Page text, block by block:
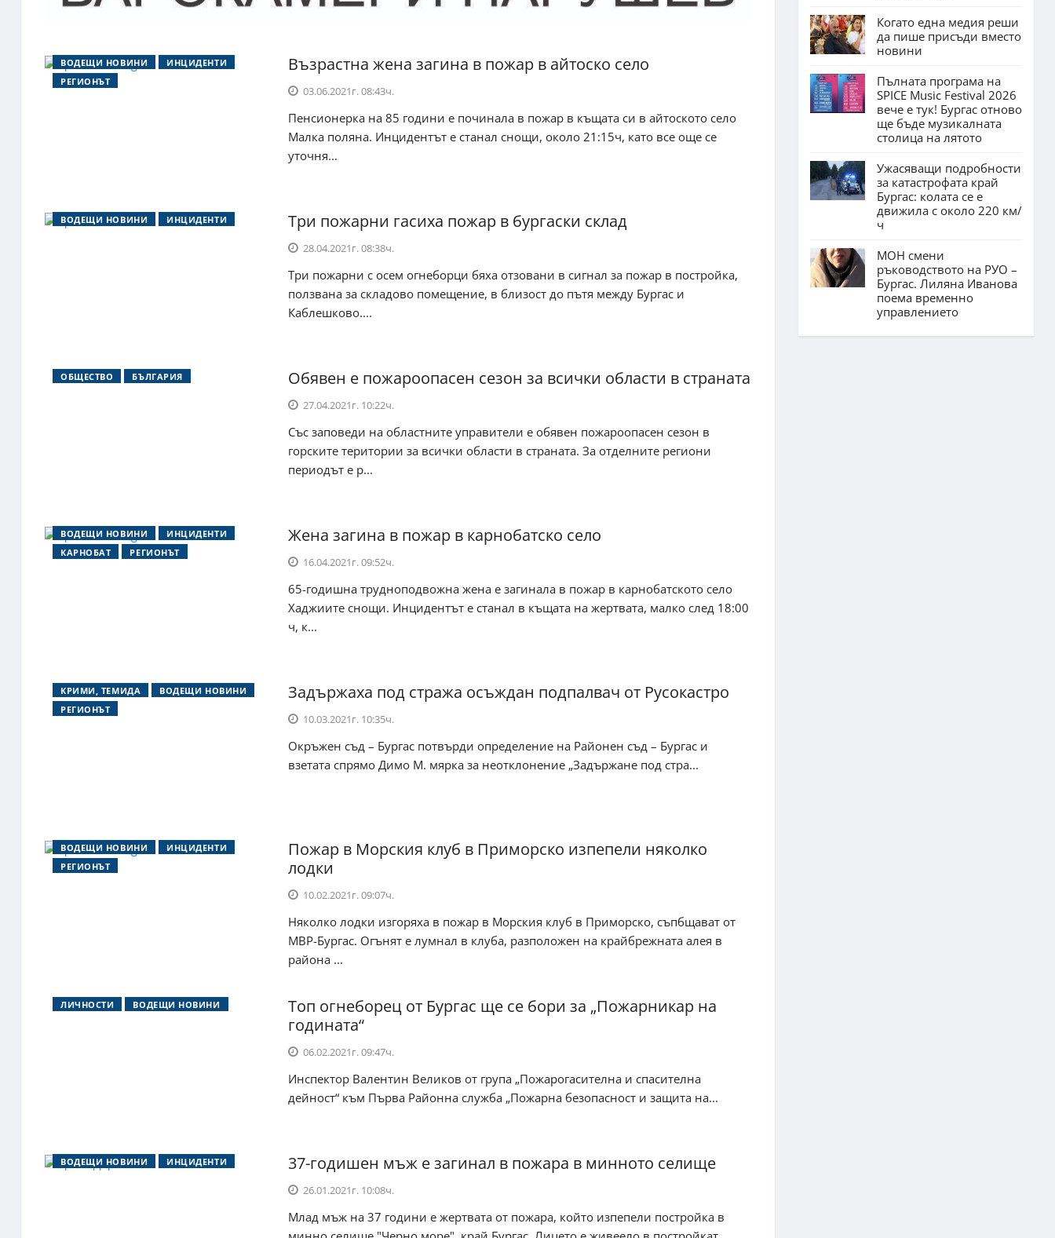
ВОДЕЩИ НОВИНИ
ИНЦИДЕНТИ
РЕГИОНЪТ
Възрастна жена загина в пожар в айтоско село
03.06.2021г. 08:43ч.
Пенсионерка на 85 години е починала в пожар в къщата си в айтоското село
Малка поляна. Инцидентът е станал снощи, около 21:15ч, като все още се
уточня...
ВОДЕЩИ НОВИНИ ИНЦИДЕНТИ Три пожарни гасиха пожар в бургаски склад
28.04.2021г. 08:38ч.
Три пожарни с осем огнеборци бяха отзовани в сигнал за пожар в постройка,
ползвана за складово помещение, в близост до пътя между Бургас и
Каблешково....
ОБЩЕСТВО БЪЛГАРИЯ Обявен е пожароопасен сезон за всички области в страната
27.04.2021г. 10:22ч.
Със заповеди на областните управители е обявен пожароопасен сезон в
горските територии за всички области в страната. За отделните региони
периодът е р...
ВОДЕЩИ НОВИНИ
ИНЦИДЕНТИ
КАРНОБАТ
РЕГИОНЪТ
Жена загина в пожар в карнобатско село
16.04.2021г. 09:52ч.
65-годишна трудноподвожна жена е загинала в пожар в карнобатското село
Хаджиите снощи. Инцидентът е станал в къщата на жертвата, малко след 18:00
ч, к...
КРИМИ, ТЕМИДА
ВОДЕЩИ НОВИНИ
РЕГИОНЪТ
Задържаха под стража осъждан подпалвач от Русокастро
10.03.2021г. 10:35ч.
Окръжен съд – Бургас потвърди определение на Районен съд – Бургас и
взетата спрямо Димо М. мярка за неотклонение „Задържане под стра...
ВОДЕЩИ НОВИНИ
ИНЦИДЕНТИ
РЕГИОНЪТ
Пожар в Морския клуб в Приморско изпепели няколко
лодки
10.02.2021г. 09:07ч.
Няколко лодки изгоряха в пожар в Морския клуб в Приморско, съпбщават от
МВР-Бургас. Огънят е лумнал в клуба, разположен на крайбрежната алея в
района ...
ЛИЧНОСТИ ВОДЕЩИ НОВИНИ
Топ огнеборец от Бургас ще се бори за „Пожарникар на
годината“
06.02.2021г. 09:47ч.
Инспектор Валентин Великов от група „Пожарогасителна и спасителна
дейност“ към Първа Районна служба „Пожарна безопасност и защита на...
ВОДЕЩИ НОВИНИ ИНЦИДЕНТИ 37-годишен мъж е загинал в пожара в минното селище
26.01.2021г. 10:08ч.
Млад мъж на 37 години е жертвата от пожара, който изпепели постройка в
Когато една медия реши
да пише присъди вместо
новини
Пълната програма на
SPICE Music Festival 2026
вече е тук! Бургас отново
ще бъде музикалната
столица на лятото
Ужасяващи подробности
за катастрофата край
Бургас: колата се е
движила с около 220 км/
ч
МОН смени
ръководството на РУО –
Бургас. Лиляна Иванова
поема временно
управлението